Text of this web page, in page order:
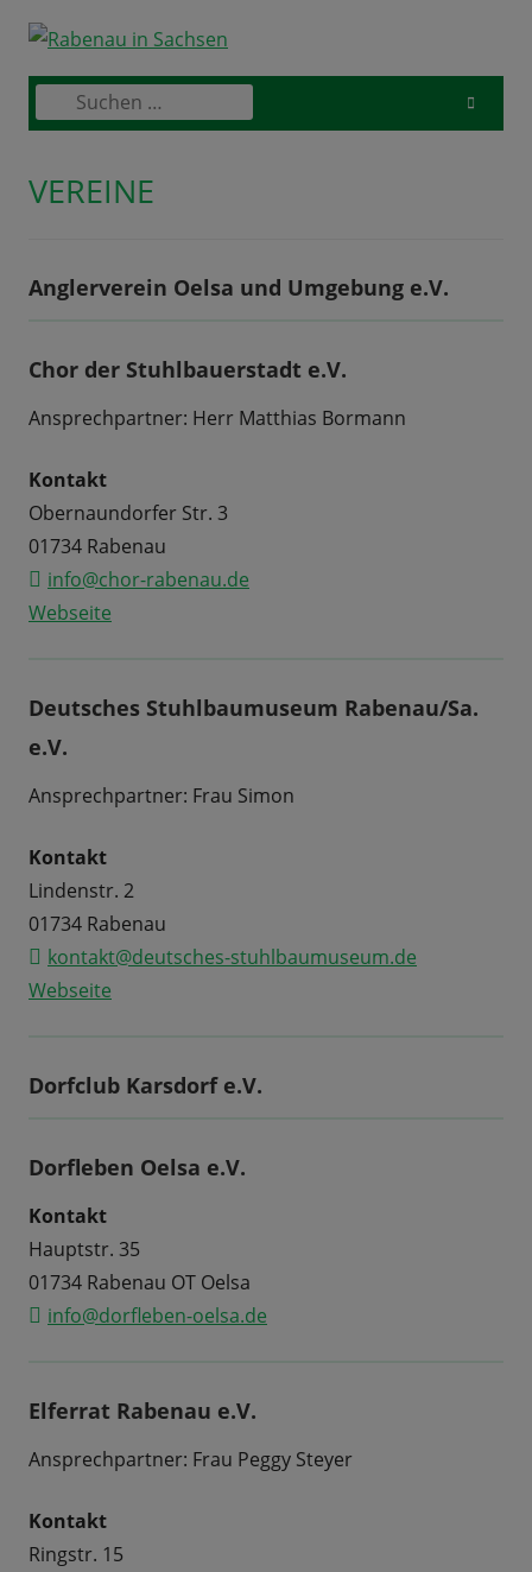
Skip
contentPrimary
Suchen
nach:
VEREINE
Anglerverein Oelsa und Umgebung e.V.
Chor der Stuhlbauerstadt e.V.
Ansprechpartner: Herr Matthias Bormann
Kontakt
Obernaundorfer Str. 3
01734 Rabenau
info@chor-rabenau.de
Webseite
Deutsches Stuhlbaumuseum Rabenau/Sa.
e.V.
Ansprechpartner: Frau Simon
Kontakt
Lindenstr. 2
01734 Rabenau
kontakt@deutsches-stuhlbaumuseum.de
Webseite
Dorfclub Karsdorf e.V.
Dorfleben Oelsa e.V.
Kontakt
Hauptstr. 35
01734 Rabenau OT Oelsa
info@dorfleben-oelsa.de
Elferrat Rabenau e.V.
Ansprechpartner: Frau Peggy Steyer
Kontakt
Ringstr. 15